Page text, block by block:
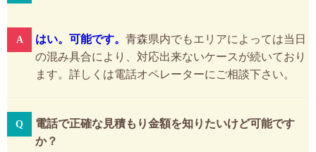
はい。可能です。 青森県内でもエリアによっては当日
の混み具合により、対応出来ないケースが続いており
ます。詳しくは電話オペレーターにご相談下さい。
電話で正確な見積もり金額を知りたいけど可能です
か？